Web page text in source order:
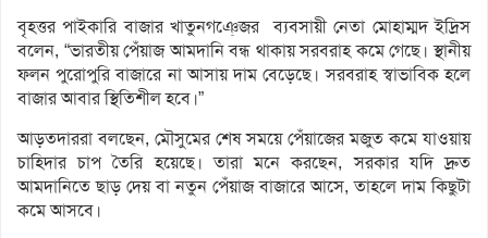
বৃহত্তর পাইকারি বাজার খাতুনগঞে্জর ব্যবসায়ী নেতা মোহাম্মদ ইদ্রিস
বলেন, “ভারতীয় পেঁয়াজ আমদানি বন্ধ থাকায় সরবরাহ কমে গেছে। স্থানীয়
ফলন পুরোপুরি বাজারে না আসায় দাম বেড়েছে। সরবরাহ স্বাভাবিক হলে
বাজার আবার স্থিতিশীল হবে।”
আড়তদাররা বলছেন, মৌসুমের শেষ সময়ে পেঁয়াজের মজুত কমে যাওয়ায়
চাহিদার চাপ তৈরি হয়েছে। তারা মনে করছেন, সরকার যদি দ্রুত
আমদানিতে ছাড় দেয় বা নতুন পেঁয়াজ বাজারে আসে, তাহলে দাম কিছুটা
কমে আসবে।